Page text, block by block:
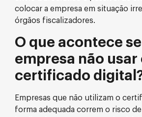
colocar a empresa em situação
órgãos fiscalizadores.
O que acontece
empresa não usar
certificado
Empresas que não utilizam o
forma adequada correm o risco